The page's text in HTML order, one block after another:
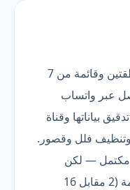
تتميّز «الصعيدي كلين» بتغطية منطقتين وقائمة من 7
عبر واتساب
بياناتها وقناة
وتنظيف فلل وقصور.
— لكن
تغطيتها أضيق من الأوسع في القائمة (2 مقابل 16